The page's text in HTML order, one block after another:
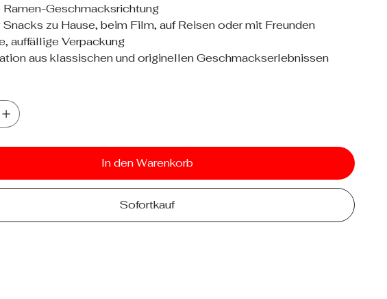
Ramen-Geschmacksrichtung
Snacks zu Hause, beim Film, auf Reisen oder mit Freunden
auffällige Verpackung
aus klassischen und originellen Geschmackserlebnissen
In den Warenkorb
Sofortkauf